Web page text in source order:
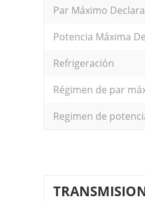
Par Máximo
Potencia Máxima
Refrigeración
Régimen de par
Regimen de